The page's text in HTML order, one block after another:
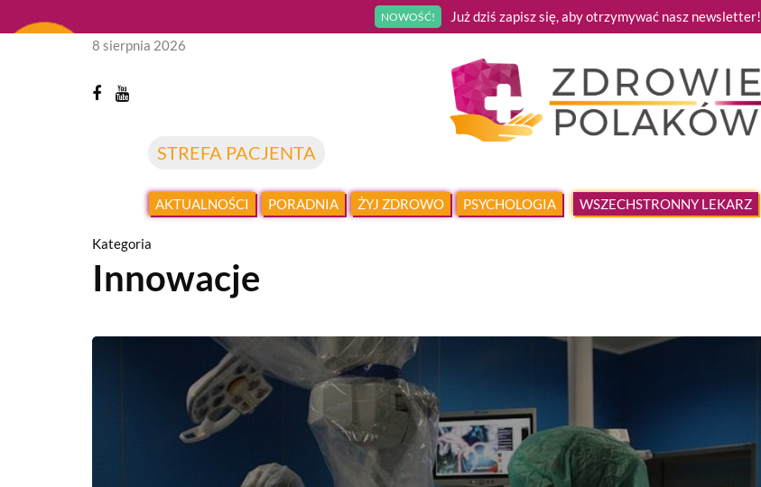
NOWOŚĆ! Już dziś zapisz się, aby otrzymywać nasz newsletter!
STREFA PACJENTA
8 sierpnia 2026
AKTUALNOŚCI PORADNIA ŻYJ ZDROWO PSYCHOLOGIA WSZECHSTRONNY LEKARZ
Kategoria
Innowacje